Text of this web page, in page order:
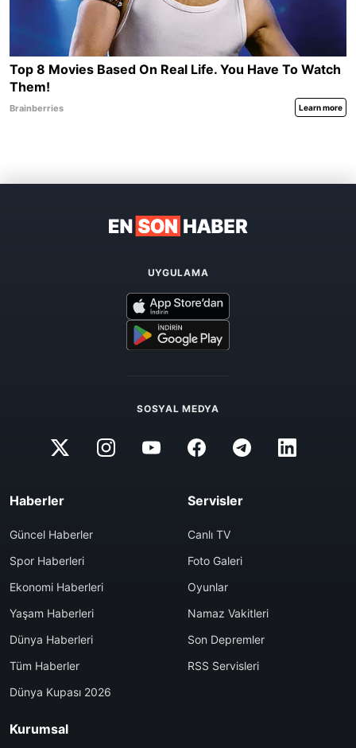
UYGULAMA
SOSYAL MEDYA
Haberler
Güncel Haberler
Spor Haberleri
Ekonomi Haberleri
Yaşam Haberleri
Dünya Haberleri
Tüm Haberler
Dünya Kupası 2026
Servisler
Canlı TV
Foto Galeri
Oyunlar
Namaz Vakitleri
Son Depremler
RSS Servisleri
Kurumsal